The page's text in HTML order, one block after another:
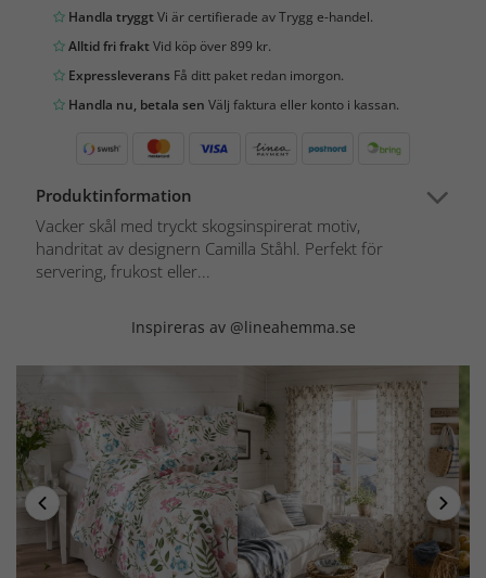
Handla tryggtVi är certifierade av Trygg e-handel.
Alltid fri fraktVid köp över 899 kr.
Expressleverans Få ditt paket redan imorgon.
Handla nu, betala sen Välj faktura eller konto i kassan.
Produktinformation
Vacker skål med tryckt skogsinspirerat motiv,
handritat av designern Camilla Ståhl. Perfekt för
servering, frukost eller...
Inspireras av @lineahemma.se